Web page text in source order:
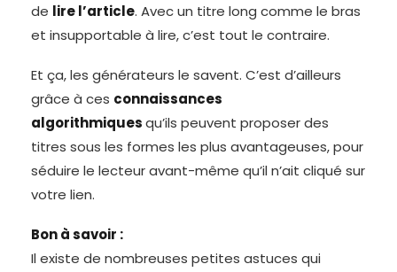
de lire l’article. Avec un titre long comme le bras
et insupportable à lire, c’est tout le contraire.
Et ça, les générateurs le savent. C’est d’ailleurs
grâce à ces connaissances
algorithmiquesqu’ils peuvent proposer des
titres sous les formes les plus avantageuses, pour
séduire le lecteur avant-même qu’il n’ait cliqué sur
votre lien.
Bon à savoir :
Il existe de nombreuses petites astuces qui